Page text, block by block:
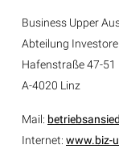
Business Upper
Abteilung
Hafenstraße 47-51
A-4020 Linz
Mail:
Internet: www.biz-